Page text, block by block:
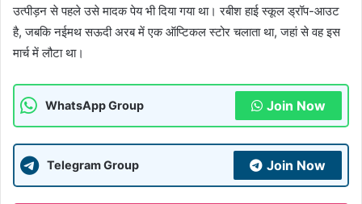
उत्पीड़न से पहले उसे मादक पेय भी दिया गया था। रबीश हाई स्कूल ड्रॉप-आउट
है, जबकि नईमथ सऊदी अरब में एक ऑप्टिकल स्टोर चलाता था, जहां से वह इस
मार्च में लौटा था।
WhatsApp Group Join Now
Telegram Group Join Now